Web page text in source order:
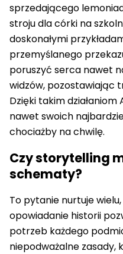
sprzedającego
stroju dla córki na
doskonałymi
przemyślanego
poruszyć serca nawet
widzów, pozostawiając
Dzięki takim
nawet swoich
chociażby na chwilę.
Czy storytelling
schematy?
To pytanie nurtuje
opowiadanie historii
potrzeb każdego
niepodważalne zasady,